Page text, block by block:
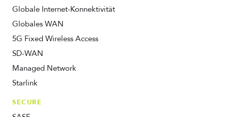
Globale Internet-Konnektivität
Globales WAN
5G Fixed Wireless Access
SD-WAN
Managed Network
Starlink
SECURE